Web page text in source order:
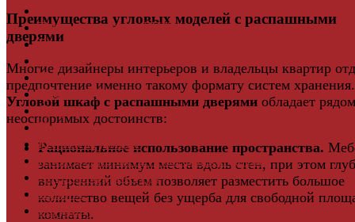
Преимущества угловых моделей с распашными
дверями
Многие дизайнеры интерьеров и владельцы квартир
предпочтение именно такому формату систем хранения.
Угловой шкаф с распашными дверями обладает рядом
неоспоримых достоинств:
Рациональное использование пространства.
занимает минимум места вдоль стен, при этом
внутренний объем позволяет разместить большое
количество вещей без ущерба для свободной
комнаты.
Террасная доска ДПК
Виниловый сайдинг
Водосточная система
Ламинат
Грядки ДПК
Двери
Ковры
Комплектующие
Клей для паркета и массивной доски
Дверная фурнитура
Кровля
Регулируемые опоры